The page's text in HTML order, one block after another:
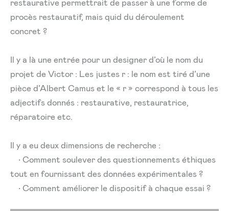
restaurative permettrait de passer à une forme de
procès restauratif, mais quid du déroulement
concret ?
Il y a là une entrée pour un designer d’où le nom du
projet de Victor : Les justes r : le nom est tiré d’une
pièce d’Albert Camus et le « r » correspond à tous les
adjectifs donnés : restaurative, restauratrice,
réparatoire etc.
Il y a eu deux dimensions de recherche :
• Comment soulever des questionnements éthiques
tout en fournissant des données expérimentales ?
• Comment améliorer le dispositif à chaque essai ?